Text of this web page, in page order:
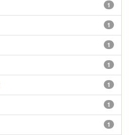
1
1
1
1
1
1
1